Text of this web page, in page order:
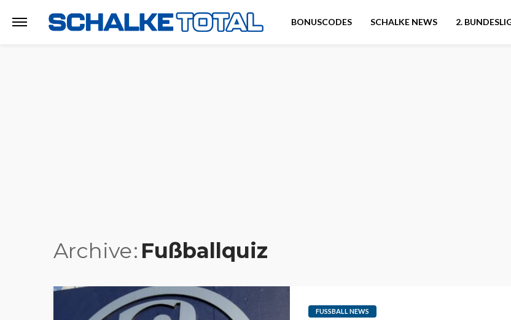
BONUSCODES SCHALKE NEWS 2.
Archive Fußballquiz
FUSSBALL NEWS